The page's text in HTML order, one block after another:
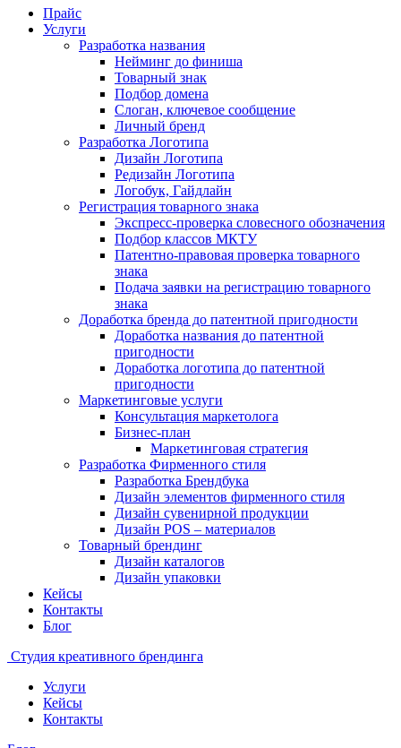
Прайс
Услуги
Разработка названия
Нейминг до финиша
Товарный знак
Подбор домена
Слоган, ключевое сообщение
Личный бренд
Разработка Логотипа
Дизайн Логотипа
Редизайн Логотипа
Логобук, Гайдлайн
Регистрация товарного знака
Экспресс-проверка словесного обозначения
Подбор классов МКТУ
Патентно-правовая проверка товарного
знака
Подача заявки на регистрацию товарного
знака
Доработка бренда до патентной пригодности
Доработка названия до патентной
пригодности
Доработка логотипа до патентной
пригодности
Маркетинговые услуги
Консультация маркетолога
Бизнес-план
Маркетинговая стратегия
Разработка Фирменного стиля
Разработка Брендбука
Дизайн элементов фирменного стиля
Дизайн сувенирной продукции
Дизайн POS – материалов
Товарный брендинг
Дизайн каталогов
Дизайн упаковки
Кейсы
Контакты
Блог
Студия креативного брендинга
Услуги
Кейсы
Контакты